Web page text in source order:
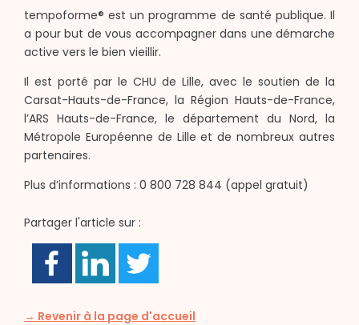
tempoforme® est un programme de santé publique. Il
a pour but de vous accompagner dans une démarche
active vers le bien vieillir.
Il est porté par le CHU de Lille, avec le soutien de la
Carsat-Hauts-de-France, la Région Hauts-de-France,
l’ARS Hauts-de-France, le département du Nord, la
Métropole Européenne de Lille et de nombreux autres
partenaires.
Plus d’informations : 0 800 728 844 (appel gratuit)
Partager l'article sur :
→ Revenir à la page d'accueil